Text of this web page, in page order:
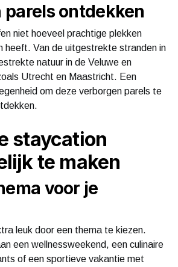
parels ontdekken
niet hoeveel prachtige plekken
heeft. Van de uitgestrekte stranden in
natuur in de Veluwe en
Utrecht en Maastricht. Een
om deze verborgen parels te
staycation
te maken
voor je
leuk door een thema te kiezen.
een wellnessweekend, een culinaire
of een sportieve vakantie met